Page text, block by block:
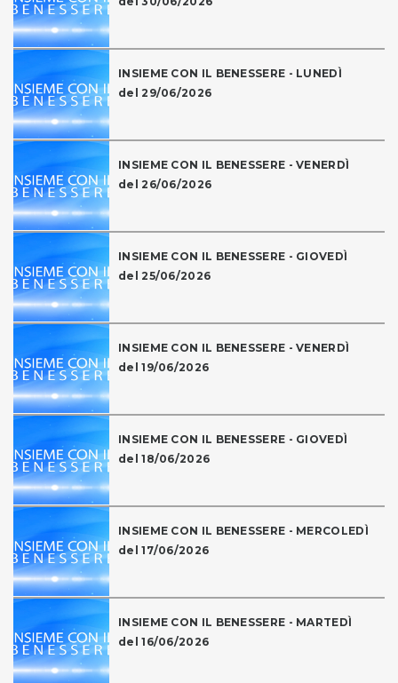
INSIEME CON IL BENESSERE - LUNEDÌ
del 29/06/2026
INSIEME CON IL BENESSERE - VENERDÌ
del 26/06/2026
INSIEME CON IL BENESSERE - GIOVEDÌ
del 25/06/2026
INSIEME CON IL BENESSERE - VENERDÌ
del 19/06/2026
INSIEME CON IL BENESSERE - GIOVEDÌ
del 18/06/2026
INSIEME CON IL BENESSERE - MERCOLEDÌ
del 17/06/2026
INSIEME CON IL BENESSERE - MARTEDÌ
del 16/06/2026